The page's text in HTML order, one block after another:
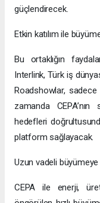
güçlendirecek.
Etkin katılım ile
Bu ortaklığın
Interlink, Türk iş
Roadshowlar, sadece
zamanda
hedefleri
platform sağlayacak.
Uzun vadeli
CEPA ile enerji,